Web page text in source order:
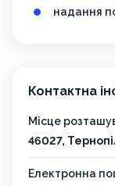
надання
Контактна
Місце
46027,
Електронна